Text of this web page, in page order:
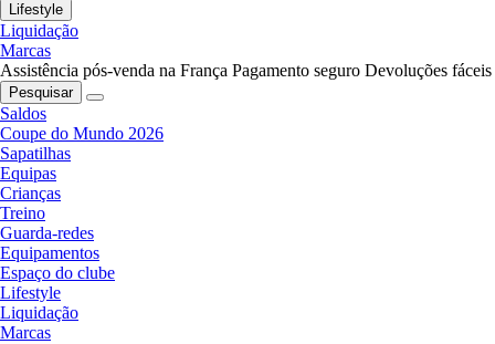
Lifestyle
Liquidação
Marcas
Assistência pós-venda na França Pagamento seguro Devoluções fáceis
Pesquisar
Saldos
Coupe do Mundo 2026
Sapatilhas
Equipas
Crianças
Treino
Guarda-redes
Equipamentos
Espaço do clube
Lifestyle
Liquidação
Marcas